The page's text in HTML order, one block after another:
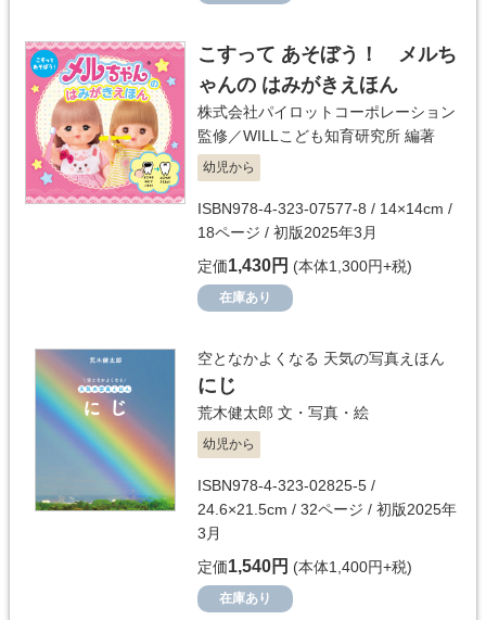
こすって あそぼう！ メルち
ゃんの はみがきえほん
株式会社パイロットコーポレーション
監修／WILLこども知育研究所 編著
幼児から
ISBN978-4-323-07577-8 / 14×14cm /
18ページ / 初版2025年3月
定価1,430円 (本体1,300円+税)
在庫あり
空となかよくなる 天気の写真えほん
にじ
荒木健太郎 文・写真・絵
幼児から
ISBN978-4-323-02825-5 /
24.6×21.5cm / 32ページ / 初版2025年
3月
定価1,540円 (本体1,400円+税)
在庫あり